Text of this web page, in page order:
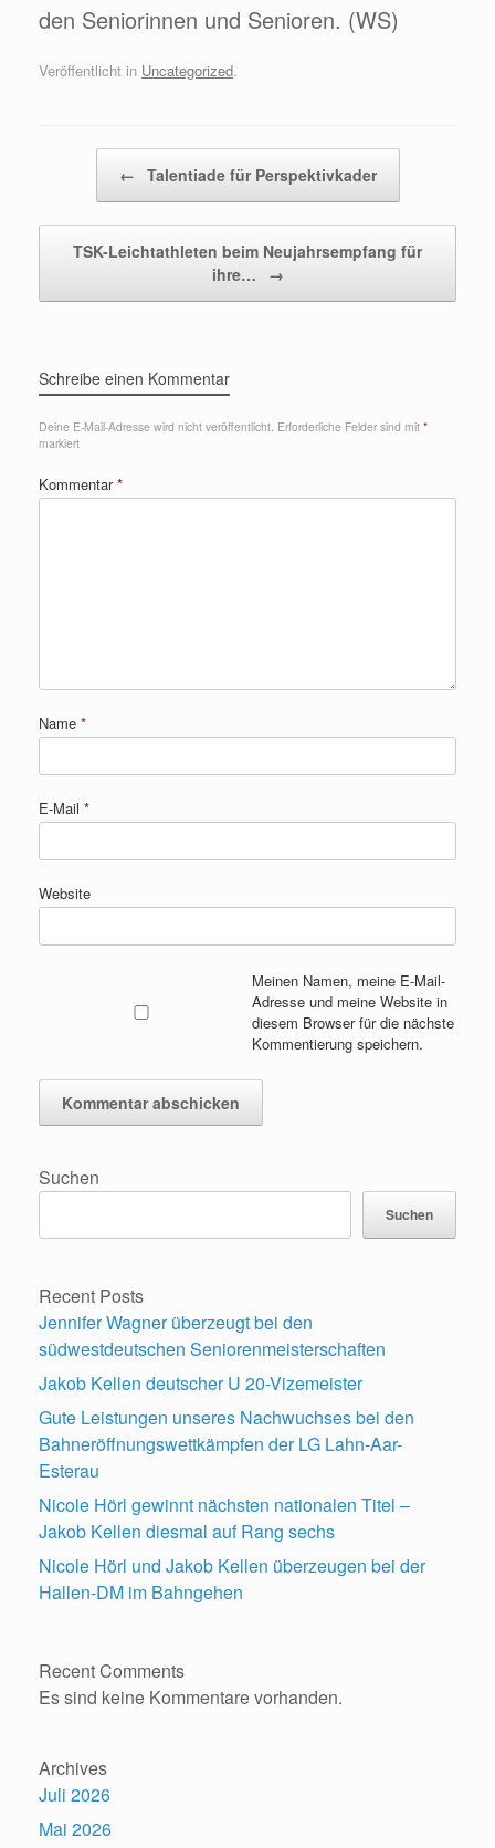
den Seniorinnen und Senioren. (WS)
Veröffentlicht in Uncategorized.
← Talentiade für Perspektivkader
TSK-Leichtathleten beim Neujahrsempfang für
ihre…
→
Schreibe einen Kommentar
Deine E-Mail-Adresse wird nicht veröffentlicht. Erforderliche Felder sind mit *
markiert
Kommentar*
Name *
E-Mail *
Website
Meinen Namen, meine E-Mail-
Adresse und meine Website in
diesem Browser für die nächste
Kommentierung speichern.
Suchen
Suchen
Recent Posts
Jennifer Wagner überzeugt bei den
südwestdeutschen Seniorenmeisterschaften
Jakob Kellen deutscher U 20-Vizemeister
Gute Leistungen unseres Nachwuchses bei den
Bahneröffnungswettkämpfen der LG Lahn-Aar-
Esterau
Nicole Hörl gewinnt nächsten nationalen Titel –
Jakob Kellen diesmal auf Rang sechs
Nicole Hörl und Jakob Kellen überzeugen bei der
Hallen-DM im Bahngehen
Recent Comments
Es sind keine Kommentare vorhanden.
Archives
Juli 2026
Mai 2026